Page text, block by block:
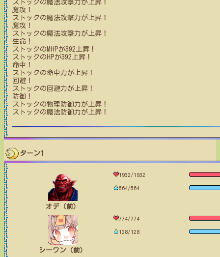
ストック の魔法攻撃力が上昇！
魔攻！
ストック の魔法攻撃力が上昇！
魔攻！
ストック の魔法攻撃力が上昇！
生命！
ストック のMHPが392 上昇！
ストック のHPが392 上昇！
命中！
ストック の命中力が上昇！
回避！
ストック の回避力が上昇！
防御！
ストック の物理防御力が上昇！
ストック の魔法防御力が上昇！
ターン1
オデ（前）
1932/1932
564/564
シーワン（前）
774/774
128/128